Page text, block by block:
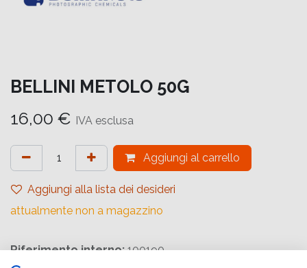
BELLINI METOLO 50G
16,00 € IVA esclusa
Aggiungi al carrello
Aggiungi alla lista dei desideri
attualmente non a magazzino
Riferimento interno:100190